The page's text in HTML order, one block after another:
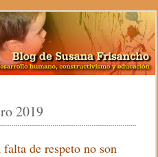
2019
de respeto no son